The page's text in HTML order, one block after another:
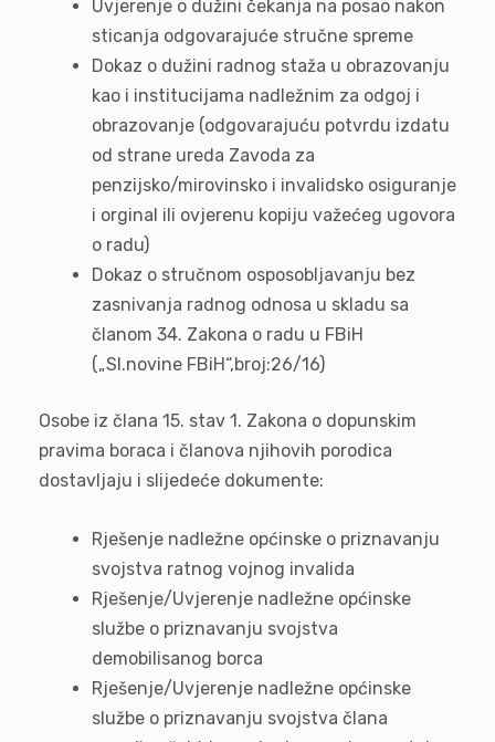
Uvjerenje o dužini čekanja na posao nakon
sticanja odgovarajuće stručne spreme
Dokaz o dužini radnog staža u obrazovanju
kao i institucijama nadležnim za odgoj i
obrazovanje (odgovarajuću potvrdu izdatu
od strane ureda Zavoda za
penzijsko/mirovinsko i invalidsko osiguranje
i orginal ili ovjerenu kopiju važećeg ugovora
o radu)
Dokaz o stručnom osposobljavanju bez
zasnivanja radnog odnosa u skladu sa
članom 34. Zakona o radu u FBiH
(„Sl.novine FBiH“,broj:26/16)
Osobe iz člana 15. stav 1. Zakona o dopunskim
pravima boraca i članova njihovih porodica
dostavljaju i slijedeće dokumente:
Rješenje nadležne općinske o priznavanju
svojstva ratnog vojnog invalida
Rješenje/Uvjerenje nadležne općinske
službe o priznavanju svojstva
demobilisanog borca
Rješenje/Uvjerenje nadležne općinske
službe o priznavanju svojstva člana